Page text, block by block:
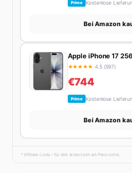
Prime Kostenlose
Bei Amazon
Apple iPhone 17
★★★★★ 4.5 (597)
€744
Prime Kostenlose
Bei Amazon
* Affiliate-Links – für dich ändert sich am Preis nichts.